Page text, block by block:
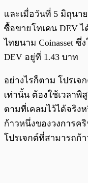
และเมื่อวันที่ 5 มิถุนา
ซื้อขายโทเคน DEV
ไทยนาม Coinasset
DEV อยู่ที่ 1.43 บาท
อย่างไรก็ตาม โปรเจ
เท่านั้น ต้องใช้เวลาพิ
ตามที่เคลมไว้ได้จริง
ก้าวหนึ่งของวงการค
โปรเจกต์ที่สามารถก้